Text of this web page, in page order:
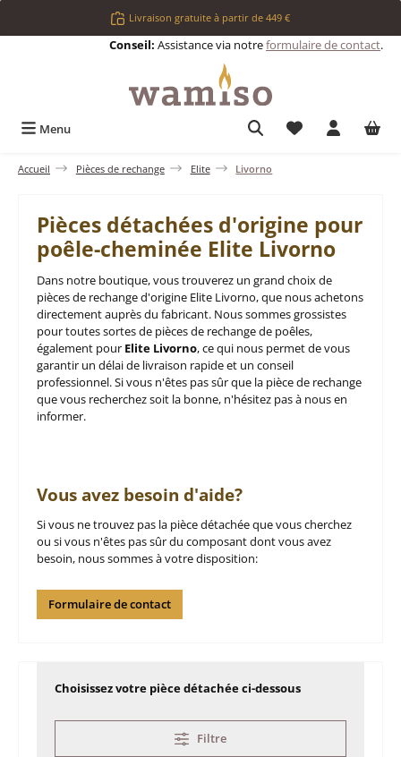
Passer au contenu principalLivraison gratuite à partir de 449 €
Conseil: Assistance via notreformulaire de contact.
Menu Vous avez 0
Accueil Pièces de rechange Elite Livorno
Pièces détachées d'origine pour
poêle-cheminée Elite Livorno
Dans notre boutique, vous trouverez un grand choix de
pièces de rechange d'origine Elite Livorno, que nous achetons
directement auprès du fabricant. Nous sommes grossistes
pour toutes sortes de pièces de rechange de poêles,
également pour Elite Livorno, ce qui nous permet de vous
garantir un délai de livraison rapide et un conseil
professionnel. Si vous n'êtes pas sûr que la pièce de rechange
que vous recherchez soit la bonne, n'hésitez pas à nous en
informer.
Vous avez besoin d'aide?
Si vous ne trouvez pas la pièce détachée que vous cherchez
ou si vous n'êtes pas sûr du composant dont vous avez
besoin, nous sommes à votre disposition:
Formulaire de contact
Choisissez votre pièce détachée ci-dessous
Filtre